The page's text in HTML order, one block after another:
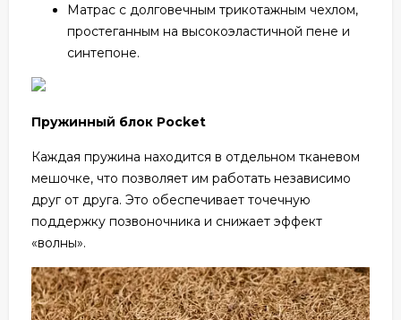
Матрас с долговечным трикотажным чехлом,
простеганным на высокоэластичной пене и
синтепоне.
Пружинный блок Pocket
Каждая пружина находится в отдельном тканевом
мешочке, что позволяет им работать независимо
друг от друга. Это обеспечивает точечную
поддержку позвоночника и снижает эффект
«волны».